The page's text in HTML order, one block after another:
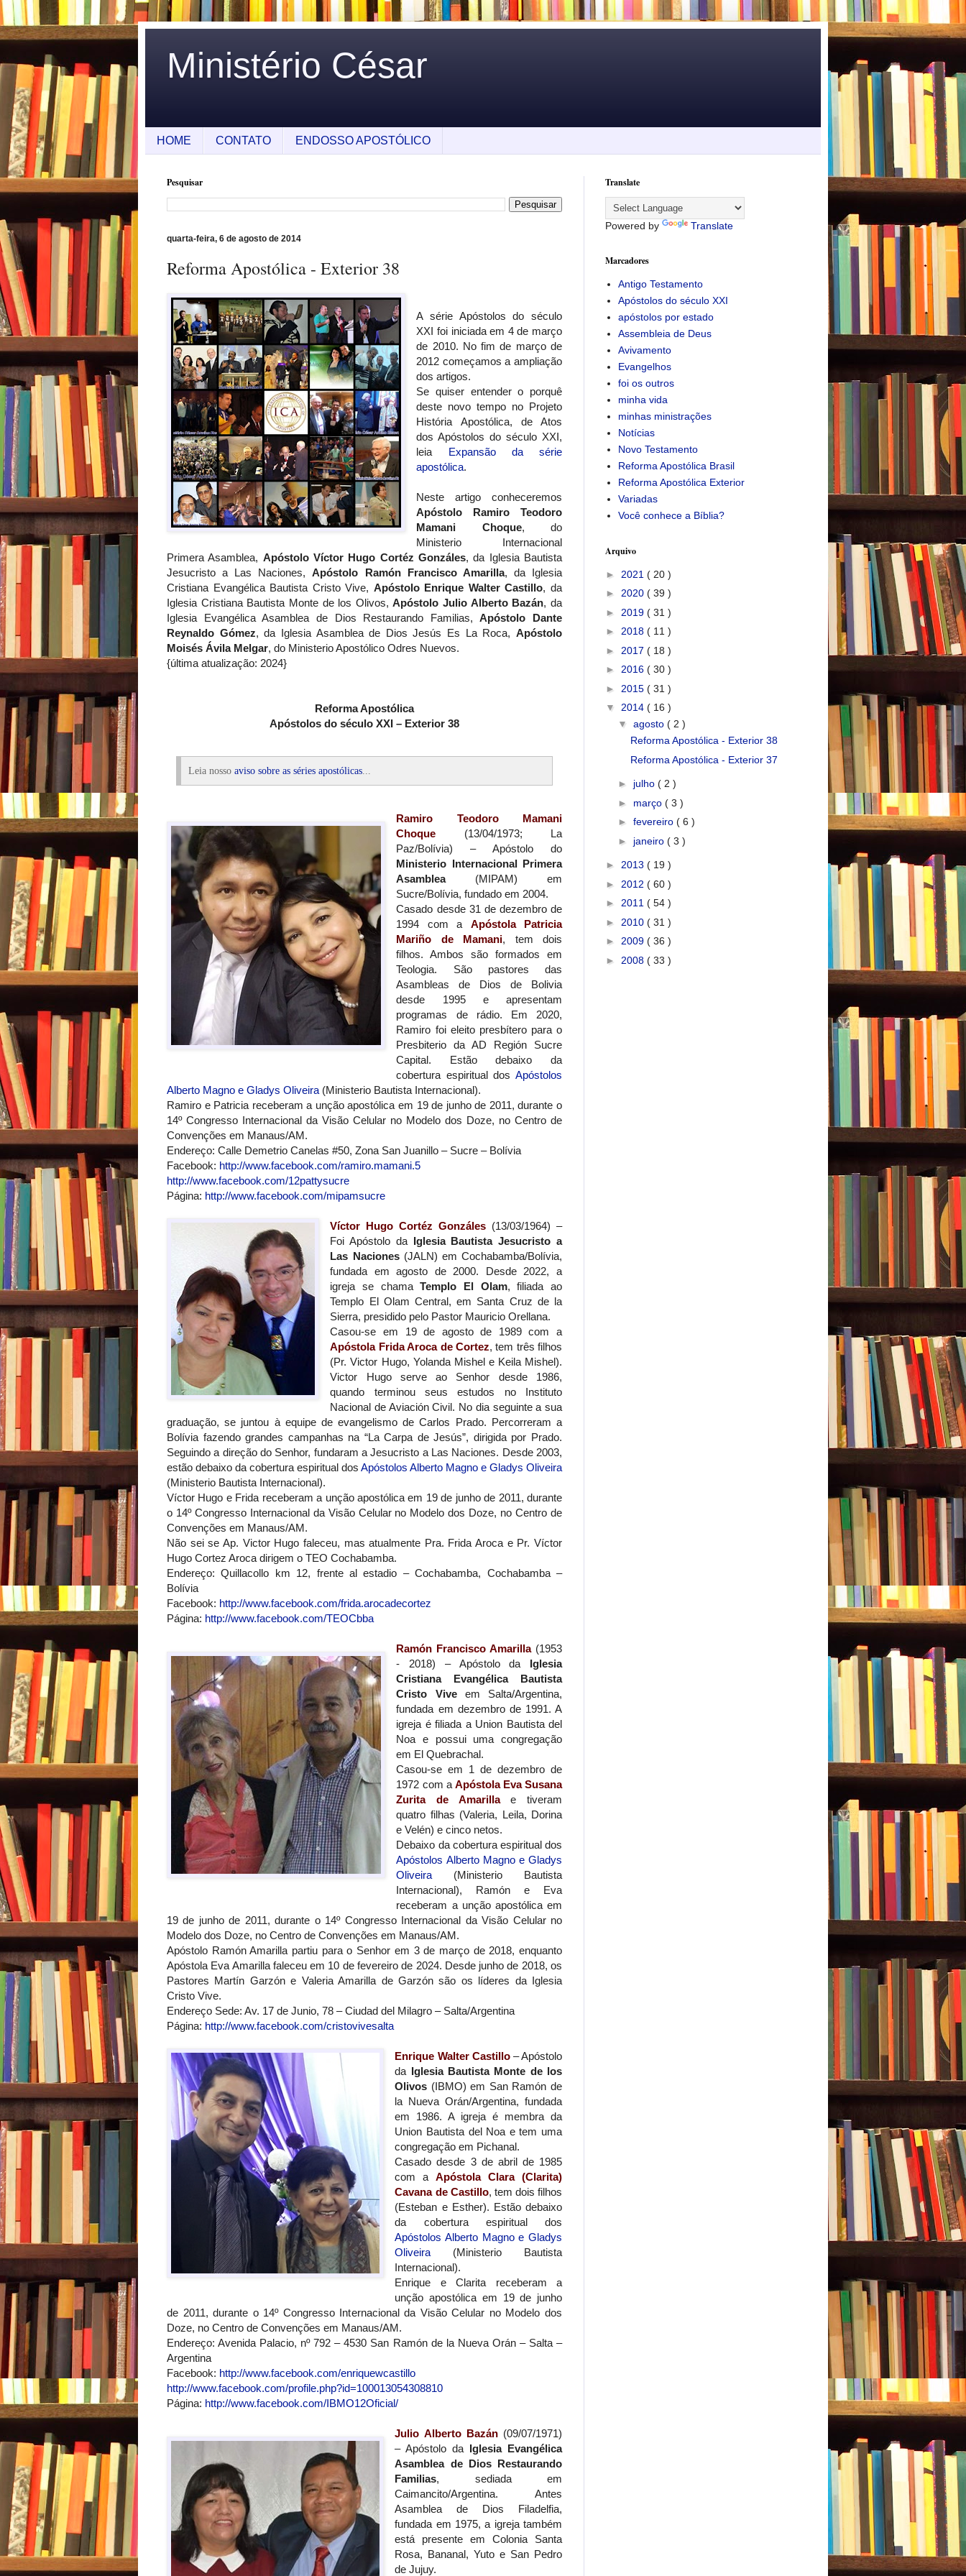
Ministério César
HOME CONTATO ENDOSSO APOSTÓLICO
Pesquisar
quarta-feira, 6 de agosto de 2014
Reforma Apostólica - Exterior 38
A série Apóstolos do século
XXI foi iniciada em 4 de março
de 2010. No fim de março de
2012 começamos a ampliação
dos artigos.
Se quiser entender o porquê
deste novo tempo no Projeto
História Apostólica, de Atos
dos Apóstolos do século XXI,
leia Expansão da série
apostólica.
Neste artigo conheceremos
Apóstolo Ramiro Teodoro
Mamani Choque, do
Ministerio Internacional
Primera Asamblea, Apóstolo Víctor Hugo Cortéz Gonzáles, da Iglesia Bautista
Jesucristo a Las Naciones,Apóstolo Ramón Francisco Amarilla, da Iglesia
Cristiana Evangélica Bautista Cristo Vive, Apóstolo Enrique Walter Castillo, da
Iglesia Cristiana Bautista Monte de los Olivos,Apóstolo Julio Alberto Bazán, da
Iglesia Evangélica Asamblea de Dios Restaurando Familias,Apóstolo Dante
Reynaldo Gómez, da Iglesia Asamblea de Dios Jesús Es La Roca,Apóstolo
Moisés Ávila Melgar, do Ministerio Apostólico Odres Nuevos.
{última atualização: 2024}
Reforma Apostólica
Apóstolos do século XXI – Exterior 38
Leia nosso aviso sobre as séries apostólicas...
Ramiro Teodoro Mamani
Choque (13/04/1973; La
Paz/Bolívia) – Apóstolo do
Ministerio Internacional Primera
Asamblea(MIPAM) em
Sucre/Bolívia, fundado em 2004.
Casado desde 31 de dezembro de
1994 com a Apóstola Patricia
Mariño de Mamani, tem dois
filhos. Ambos são formados em
Teologia. São pastores das
Asambleas de Dios de Bolivia
desde 1995 e apresentam
programas de rádio. Em 2020,
Ramiro foi eleito presbítero para o
Presbiterio da AD Región Sucre
Capital. Estão debaixo da
cobertura espiritual dos Apóstolos
Alberto Magno e Gladys Oliveira (Ministerio Bautista Internacional).
Ramiro e Patricia receberam a unção apostólica em 19 de junho de 2011, durante o
14º Congresso Internacional da Visão Celular no Modelo dos Doze, no Centro de
Convenções em Manaus/AM.
Endereço: Calle Demetrio Canelas #50, Zona San Juanillo – Sucre – Bolívia
Facebook: http://www.facebook.com/ramiro.mamani.5
http://www.facebook.com/12pattysucre
Página: http://www.facebook.com/mipamsucre
Víctor Hugo Cortéz Gonzáles (13/03/1964) –
Foi Apóstolo da Iglesia Bautista Jesucristo a
Las Naciones(JALN) em Cochabamba/Bolívia,
fundada em agosto de 2000. Desde 2022, a
igreja se chamaTemplo El Olam, filiada ao
Templo El Olam Central, em Santa Cruz de la
Sierra, presidido pelo Pastor Mauricio Orellana.
Casou-se em 19 de agosto de 1989 com a
Apóstola Frida Aroca de Cortez, tem três filhos
(Pr. Victor Hugo, Yolanda Mishel e Keila Mishel).
Victor Hugo serve ao Senhor desde 1986,
quando terminou seus estudos no Instituto
Nacional de Aviación Civil. No dia seguinte a sua
graduação, se juntou à equipe de evangelismo de Carlos Prado. Percorreram a
Bolívia fazendo grandes campanhas na “La Carpa de Jesús”, dirigida por Prado.
Seguindo a direção do Senhor, fundaram a Jesucristo a Las Naciones. Desde 2003,
estão debaixo da cobertura espiritual dos Apóstolos Alberto Magno e Gladys Oliveira
(Ministerio Bautista Internacional).
Víctor Hugo e Frida receberam a unção apostólica em 19 de junho de 2011, durante
o 14º Congresso Internacional da Visão Celular no Modelo dos Doze, no Centro de
Convenções em Manaus/AM.
Não sei se Ap. Victor Hugo faleceu, mas atualmente Pra. Frida Aroca e Pr. Víctor
Hugo Cortez Aroca dirigem o TEO Cochabamba.
Endereço: Quillacollo km 12, frente al estadio – Cochabamba, Cochabamba –
Bolívia
Facebook: http://www.facebook.com/frida.arocadecortez
Página: http://www.facebook.com/TEOCbba
Ramón Francisco Amarilla(1953
- 2018) – Apóstolo da Iglesia
Cristiana Evangélica Bautista
Cristo Viveem Salta/Argentina,
fundada em dezembro de 1991. A
igreja é filiada a Union Bautista del
Noa e possui uma congregação
em El Quebrachal.
Casou-se em 1 de dezembro de
1972 com a Apóstola Eva Susana
Zurita de Amarillae tiveram
quatro filhas (Valeria, Leila, Dorina
e Velén) e cinco netos.
Debaixo da cobertura espiritual dos
Apóstolos Alberto Magno e Gladys
Oliveira (Ministerio Bautista
Internacional), Ramón e Eva
receberam a unção apostólica em
19 de junho de 2011, durante o 14º Congresso Internacional da Visão Celular no
Modelo dos Doze, no Centro de Convenções em Manaus/AM.
Apóstolo Ramón Amarilla partiu para o Senhor em 3 de março de 2018, enquanto
Apóstola Eva Amarilla faleceu em 10 de fevereiro de 2024. Desde junho de 2018, os
Pastores Martín Garzón e Valeria Amarilla de Garzón são os líderes da Iglesia
Cristo Vive.
Endereço Sede: Av. 17 de Junio, 78 – Ciudad del Milagro – Salta/Argentina
Página: http://www.facebook.com/cristovivesalta
Enrique Walter Castillo– Apóstolo
da Iglesia Bautista Monte de los
Olivos (IBMO) em San Ramón de
la Nueva Orán/Argentina, fundada
em 1986. A igreja é membra da
Union Bautista del Noa e tem uma
congregação em Pichanal.
Casado desde 3 de abril de 1985
com aApóstola Clara (Clarita)
Cavana de Castillo, tem dois filhos
(Esteban e Esther). Estão debaixo
da cobertura espiritual dos
Apóstolos Alberto Magno e Gladys
Oliveira (Ministerio Bautista
Internacional).
Enrique e Clarita receberam a
unção apostólica em 19 de junho
de 2011, durante o 14º Congresso Internacional da Visão Celular no Modelo dos
Doze, no Centro de Convenções em Manaus/AM.
Endereço: Avenida Palacio, nº 792 – 4530 San Ramón de la Nueva Orán – Salta –
Argentina
Facebook: http://www.facebook.com/enriquewcastillo
http://www.facebook.com/profile.php?id=100013054308810
Página: http://www.facebook.com/IBMO12Oficial/
Julio Alberto Bazán(09/07/1971)
– Apóstolo da Iglesia Evangélica
Asamblea de Dios Restaurando
Familias, sediada em
Caimancito/Argentina. Antes
Asamblea de Dios Filadelfia,
fundada em 1975, a igreja também
está presente em Colonia Santa
Rosa, Bananal, Yuto e San Pedro
de Jujuy.
Translate
Powered by Translate
Marcadores
Antigo Testamento
Apóstolos do século XXI
apóstolos por estado
Assembleia de Deus
Avivamento
Evangelhos
foi os outros
minha vida
minhas ministrações
Notícias
Novo Testamento
Reforma Apostólica Brasil
Reforma Apostólica Exterior
Variadas
Você conhece a Bíblia?
Arquivo
► 2021 ( 20 )
► 2020 ( 39 )
► 2019 ( 31 )
► 2018 ( 11 )
► 2017 ( 18 )
► 2016 ( 30 )
► 2015 ( 31 )
▼ 2014 ( 16 )
▼ agosto ( 2 )
Reforma Apostólica - Exterior 38
Reforma Apostólica - Exterior 37
► julho ( 2 )
► março ( 3 )
► fevereiro ( 6 )
► janeiro ( 3 )
► 2013 ( 19 )
► 2012 ( 60 )
► 2011 ( 54 )
► 2010 ( 31 )
► 2009 ( 36 )
► 2008 ( 33 )